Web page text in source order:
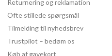
Returnering og reklamation
Ofte stillede spørgsmål
Tilmelding til nyhedsbrev
Trustpilot – bedøm os
Køb af gavekort